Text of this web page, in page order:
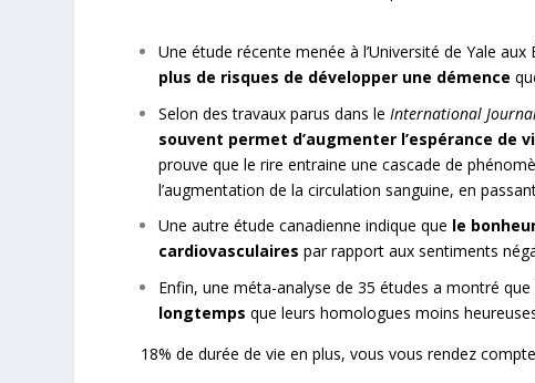
Une étude récente menée à l’Université de Yale
plus de risques de développer une démence
Selon des travaux parus dans le International
souvent permet d’augmenter l’espérance de
prouve que le rire entraine une cascade de
l’augmentation de la circulation sanguine, en
Une autre étude canadienne indique que le
cardiovasculaires par rapport aux sentiments
Enfin, une méta-analyse de 35 études a montré que
longtemps que leurs homologues moins
18% de durée de vie en plus, vous vous rendez